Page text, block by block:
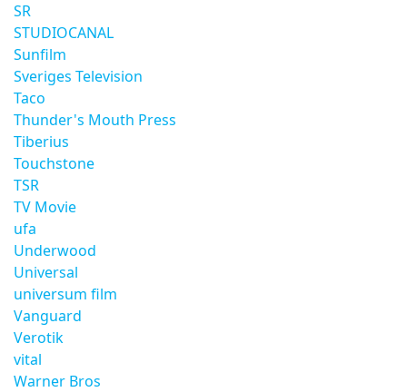
SR
STUDIOCANAL
Sunfilm
Sveriges Television
Taco
Thunder's Mouth Press
Tiberius
Touchstone
TSR
TV Movie
ufa
Underwood
Universal
universum film
Vanguard
Verotik
vital
Warner Bros